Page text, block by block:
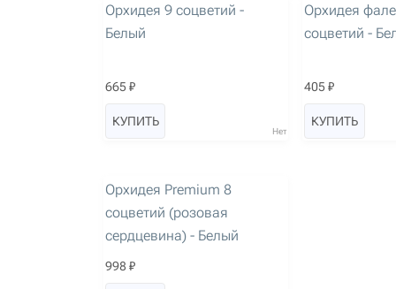
Орхидея 9 соцветий -
Белый
665 ₽
КУПИТЬ
Нет
Орхидея
соцветий -
405 ₽
КУПИТЬ
Орхидея Premium 8
соцветий (розовая
сердцевина) - Белый
998 ₽